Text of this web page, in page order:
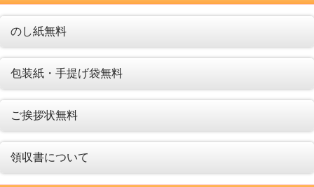
のし紙無料
包装紙・手提げ袋無料
ご挨拶状無料
領収書について